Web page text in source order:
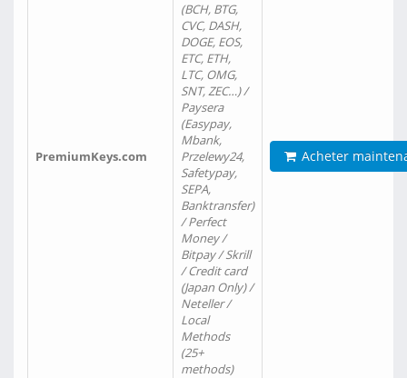
PremiumKeys.com
(BCH, BTG,
CVC, DASH,
DOGE, EOS,
ETC, ETH,
LTC, OMG,
SNT, ZEC…) /
Paysera
(Easypay,
Mbank,
Przelewy24,
Safetypay,
SEPA,
Banktransfer)
/ Perfect
Money /
Bitpay / Skrill
/ Credit card
(Japan Only) /
Neteller /
Local
Methods
(25+
methods)
Acheter